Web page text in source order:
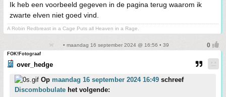
Ik heb een voorbeeld gegeven in de pagina terug waarom ik
zwarte elven niet goed vind.
A Robin Redbreast in a Cage Puts all Heaven in a Rage.
• maandag 16 september 2024 @ 16:56 • 39
FOK!Fotograaf
over_hedge
Op maandag 16 september 2024 16:49 schreef
Discombobulate het volgende: